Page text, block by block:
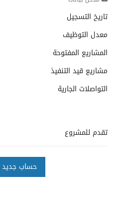
تاريخ التسجيل
معدل التوظيف
المشاريع المفتوحة
مشاريع قيد التنفيذ
التواصلات الجارية
تقدم للمشروع
حساب جديد